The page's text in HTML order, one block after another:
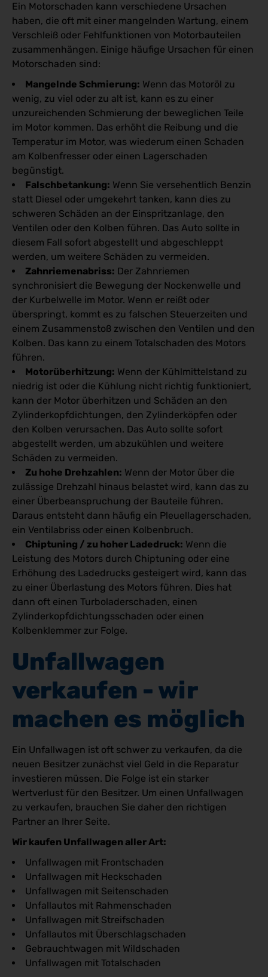
Ein Motorschaden kann verschiedene Ursachen
haben, die oft mit einer mangelnden Wartung, einem
Verschleiß oder Fehlfunktionen von Motorbauteilen
zusammenhängen. Einige häufige Ursachen für einen
Motorschaden sind:
Mangelnde Schmierung: Wenn das Motoröl zu
wenig, zu viel oder zu alt ist, kann es zu einer
unzureichenden Schmierung der beweglichen Teile
im Motor kommen. Das erhöht die Reibung und die
Temperatur im Motor, was wiederum einen Schaden
am Kolbenfresser oder einen Lagerschaden
begünstigt.
Falschbetankung: Wenn Sie versehentlich Benzin
statt Diesel oder umgekehrt tanken, kann dies zu
schweren Schäden an der Einspritzanlage, den
Ventilen oder den Kolben führen. Das Auto sollte in
diesem Fall sofort abgestellt und abgeschleppt
werden, um weitere Schäden zu vermeiden.
Zahnriemenabriss: Der Zahnriemen
synchronisiert die Bewegung der Nockenwelle und
der Kurbelwelle im Motor. Wenn er reißt oder
überspringt, kommt es zu falschen Steuerzeiten und
einem Zusammenstoß zwischen den Ventilen und den
Kolben. Das kann zu einem Totalschaden des Motors
führen.
Motorüberhitzung: Wenn der Kühlmittelstand zu
niedrig ist oder die Kühlung nicht richtig funktioniert,
kann der Motor überhitzen und Schäden an den
Zylinderkopfdichtungen, den Zylinderköpfen oder
den Kolben verursachen. Das Auto sollte sofort
abgestellt werden, um abzukühlen und weitere
Schäden zu vermeiden.
Zu hohe Drehzahlen: Wenn der Motor über die
zulässige Drehzahl hinaus belastet wird, kann das zu
einer Überbeanspruchung der Bauteile führen.
Daraus entsteht dann häufig ein Pleuellagerschaden,
ein Ventilabriss oder einen Kolbenbruch.
Chiptuning / zu hoher Ladedruck: Wenn die
Leistung des Motors durch Chiptuning oder eine
Erhöhung des Ladedrucks gesteigert wird, kann das
zu einer Überlastung des Motors führen. Dies hat
dann oft einen Turboladerschaden, einen
Zylinderkopfdichtungsschaden oder einen
Kolbenklemmer zur Folge.
Unfallwagen
verkaufen - wir
machen es möglich
Ein Unfallwagen ist oft schwer zu verkaufen, da die
neuen Besitzer zunächst viel Geld in die Reparatur
investieren müssen. Die Folge ist ein starker
Wertverlust für den Besitzer. Um einen Unfallwagen
zu verkaufen, brauchen Sie daher den richtigen
Partner an Ihrer Seite.
Wir kaufen Unfallwagen aller Art:
Unfallwagen mit Frontschaden
Unfallwagen mit Heckschaden
Unfallwagen mit Seitenschaden
Unfallautos mit Rahmenschaden
Unfallwagen mit Streifschaden
Unfallautos mit Überschlagschaden
Gebrauchtwagen mit Wildschaden
Unfallwagen mit Totalschaden